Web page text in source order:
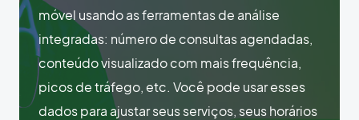
móvel usando as ferramentas de análise
integradas: número de consultas agendadas,
conteúdo visualizado com mais frequência,
picos de tráfego, etc. Você pode usar esses
dados para ajustar seus serviços, seus horários